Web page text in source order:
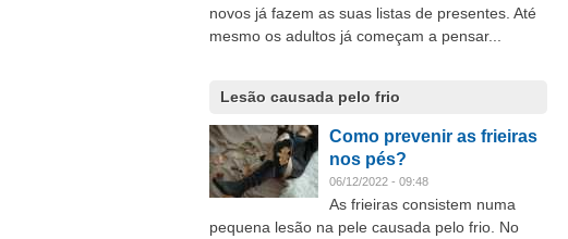
novos já fazem as suas listas de presentes. Até
mesmo os adultos já começam a pensar...
Lesão causada pelo frio
Como prevenir as frieiras
nos pés?
06/12/2022 - 09:48
As frieiras consistem numa
pequena lesão na pele causada pelo frio. No